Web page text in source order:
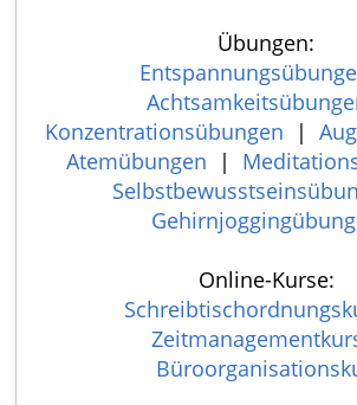
Übungen:
Konzentrationsübungen |
Atemübungen |
Online-Kurse: